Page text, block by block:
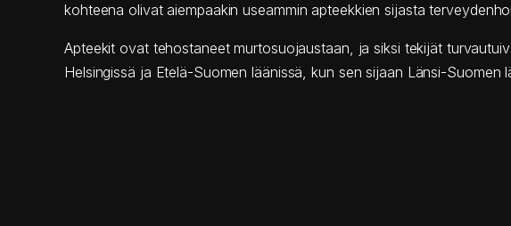
kohteena olivat aiempaakin useammin apteekkien sijasta
Apteekit ovat tehostaneet murtosuojaustaan, ja siksi tekijät
Helsingissä ja Etelä-Suomen läänissä, kun sen sijaan Länsi-